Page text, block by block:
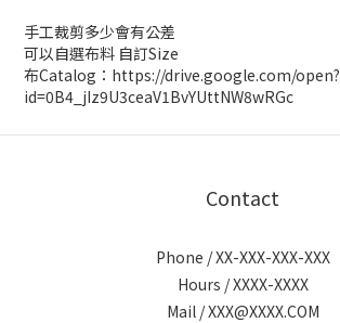
手工裁剪多少會有公差
可以自選布料 自訂Size
布Catalog：https://drive.google.com/open?
id=0B4_jIz9U3ceaV1BvYUttNW8wRGc
Contact
Phone / XX-XXX-XXX-XXX
Hours / XXXX-XXXX
Mail / XXX@XXXX.COM